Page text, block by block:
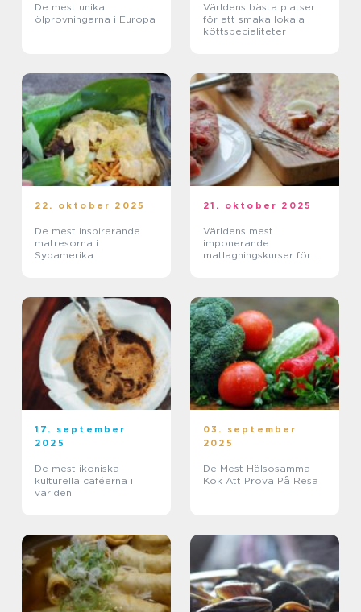
De mest unika
ölprovningarna i Europa
Världens bästa platser
för att smaka lokala
köttspecialiteter
22. oktober 2025
De mest inspirerande
matresorna i
Sydamerika
21. oktober 2025
Världens mest
imponerande
matlagningskurser för
17. september
2025
De mest ikoniska
kulturella caféerna i
världen
03. september
2025
De Mest Hälsosamma
Kök Att Prova På Resa